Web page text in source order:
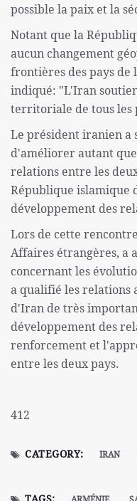
possible la paix et la
Notant que la
aucun changement
frontières des pays de
indiqué: "L'Iran
territoriale de tous les
Le président iranien a
d'améliorer autant
relations entre les
République islamique
développement des
Lors de cette
Affaires étrangères, a
concernant les
a qualifié les relations
d'Iran de très
développement des
renforcement et
entre les deux pays.
412
CATEGORY: IRAN